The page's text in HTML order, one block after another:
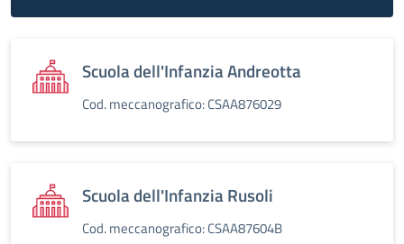
Scuola dell'Infanzia Andreotta
Cod. meccanografico: CSAA876029
Scuola dell'Infanzia Rusoli
Cod. meccanografico: CSAA87604B